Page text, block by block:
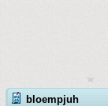
bloempjuh